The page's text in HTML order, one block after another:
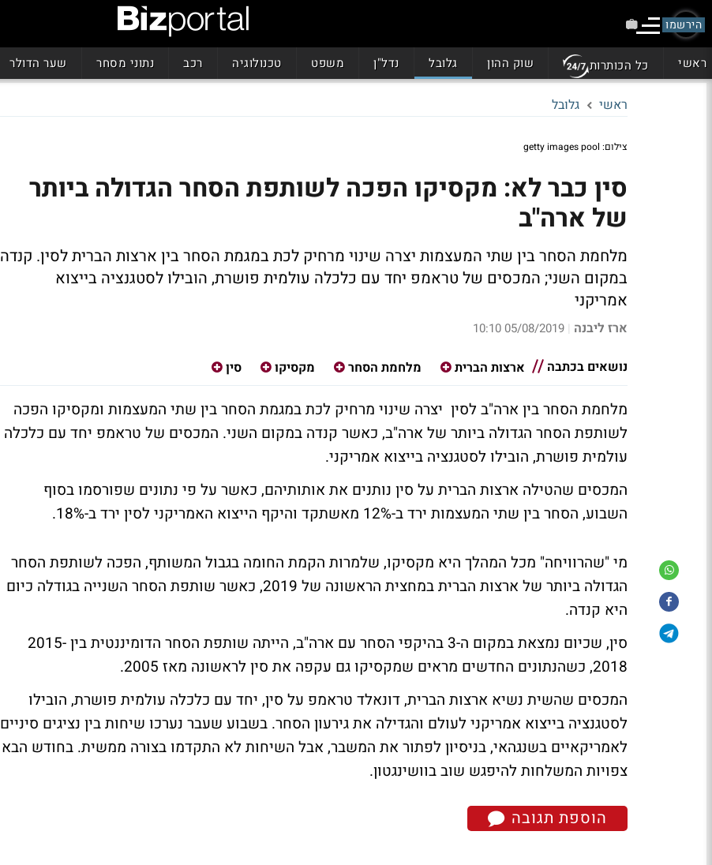
הירשמו
ראשי כל הכותרות שוק ההון גלובל נדל"ן משפט טכנולוגיה רכב נתוני מסחר שער הדולר
ראשי גלובל
צילום: getty images pool
סין כבר לא: מקסיקו הפכה לשותפת הסחר הגדולה ביותר
של ארה"ב
מלחמת הסחר בין שתי המעצמות יצרה שינוי מרחיק לכת במגמת הסחר בין ארצות הברית לסין. קנדה
במקום השני; המכסים של טראמפ יחד עם כלכלה עולמית פושרת, הובילו לסטגנציה בייצוא
אמריקני
ארז ליבנה |
05/08/2019 10:10
נושאים בכתבה ארצות הברית מלחמת הסחר מקסיקו סין
מלחמת הסחר בין ארה"ב לסין יצרה שינוי מרחיק לכת במגמת הסחר בין שתי המעצמות ומקסיקו הפכה
לשותפת הסחר הגדולה ביותר של ארה"ב, כאשר קנדה במקום השני. המכסים של טראמפ יחד עם כלכלה
עולמית פושרת, הובילו לסטגנציה בייצוא אמריקני.
המכסים שהטילה ארצות הברית על סין נותנים את אותותיהם, כאשר על פי נתונים שפורסמו בסוף
השבוע, הסחר בין שתי המעצמות ירד ב-12% מאשתקד והיקף הייצוא האמריקני לסין ירד ב-18%.
מי "שהרוויחה" מכל המהלך היא מקסיקו, שלמרות הקמת החומה בגבול המשותף, הפכה לשותפת הסחר
הגדולה ביותר של ארצות הברית במחצית הראשונה של 2019, כאשר שותפת הסחר השנייה בגודלה כיום
היא קנדה.
סין, שכיום נמצאת במקום ה-3 בהיקפי הסחר עם ארה"ב, הייתה שותפת הסחר הדומיננטית בין 2015-
2018, כשהנתונים החדשים מראים שמקסיקו גם עקפה את סין לראשונה מאז 2005.
המכסים שהשית נשיא ארצות הברית, דונאלד טראמפ על סין, יחד עם כלכלה עולמית פושרת, הובילו
לסטגנציה בייצוא אמריקני לעולם והגדילה את גירעון הסחר. בשבוע שעבר נערכו שיחות בין נציגים סיניים
לאמריקאיים בשנגהאי, בניסיון לפתור את המשבר, אבל השיחות לא התקדמו בצורה ממשית. בחודש הבא
צפויות המשלחות להיפגש שוב בוושינגטון.
הוספת תגובה